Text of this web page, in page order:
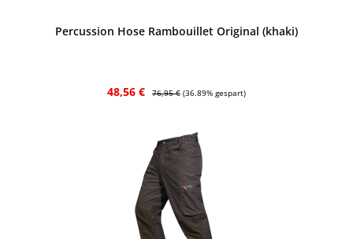
Percussion Hose Rambouillet Original (khaki)
Verkaufspreis:
48,56 € Regulärer Preis:
76,95 € (36.89% gespart)